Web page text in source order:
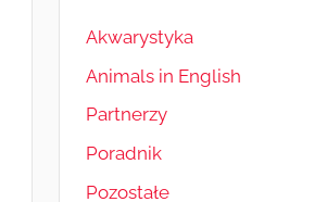
Akwarystyka
Animals in English
Partnerzy
Poradnik
Pozostałe